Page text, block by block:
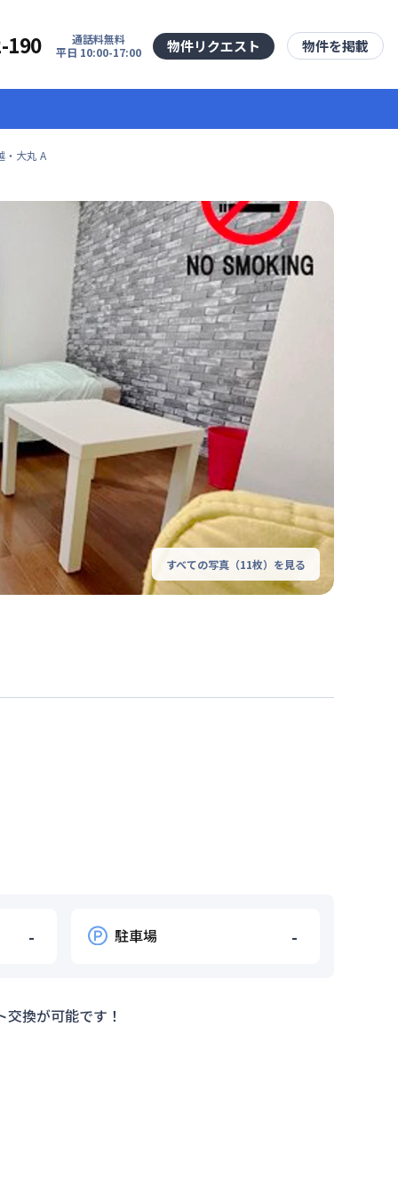
190
通話料無料
平日 10:00-17:00
物件リクエスト 物件を掲載
大丸 A
すべての写真（11枚）を見る
- 駐車場 -
換が可能です！